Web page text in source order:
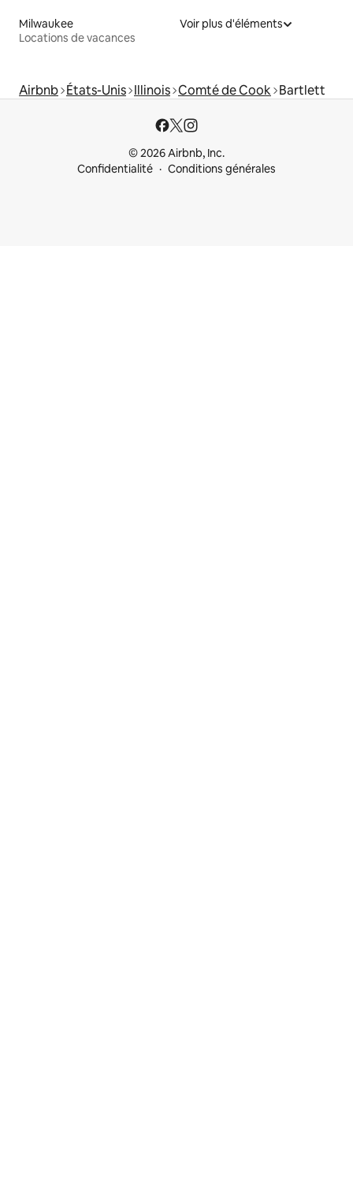
Milwaukee
Locations de vacances
Voir plus d'éléments
Airbnb États-Unis Illinois Comté de Cook Bartlett
© 2026 Airbnb, Inc.
Confidentialité
Conditions générales